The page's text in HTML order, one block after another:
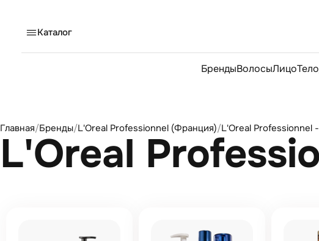
Каталог
БрендыВолосыЛицоТело
Главная/Бренды/L'Oreal Professionnel (Франция)/L'Oreal Professionnel
L'Oreal